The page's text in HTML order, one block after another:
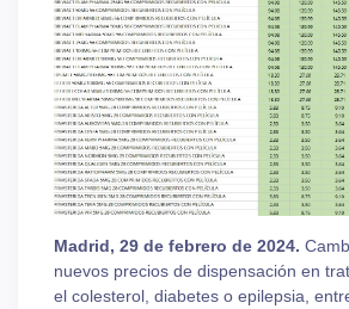
Madrid, 29 de febrero de 2024.
nuevos precios de dispensación en
el colesterol, diabetes o epilepsia,